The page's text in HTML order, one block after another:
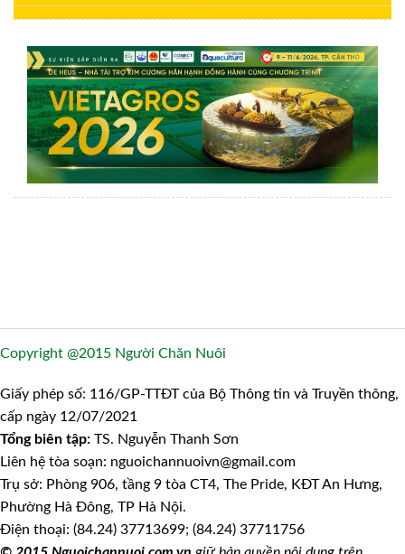
Copyright @2015 Người Chăn Nuôi
Giấy phép số: 116/GP-TTĐT của Bộ Thông tin và Truyền thông,
cấp ngày 12/07/2021
Tổng biên tập: TS. Nguyễn Thanh Sơn
Liên hệ tòa soạn: nguoichannuoivn@gmail.com
Trụ sở: Phòng 906, tầng 9 tòa CT4, The Pride, KĐT An Hưng,
Phường Hà Đông, TP Hà Nội.
Điện thoại: (84.24) 37713699; (84.24) 37711756